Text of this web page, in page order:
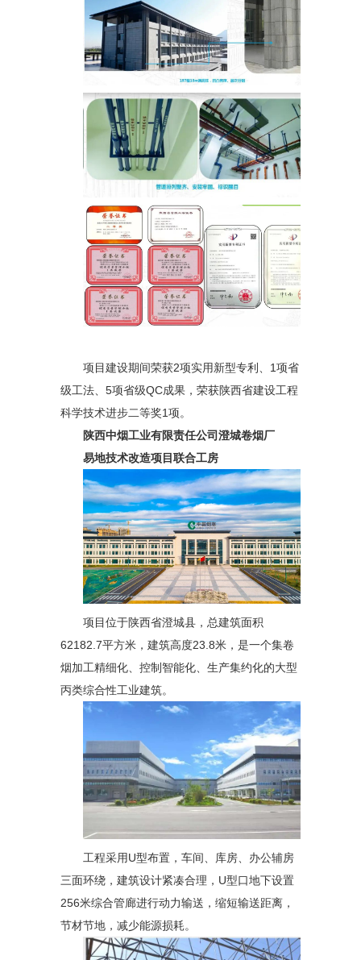
项目建设期间荣获2项实用新型专利、1项省
级工法、5项省级QC成果，荣获陕西省建设工程
科学技术进步二等奖1项。
陕西中烟工业有限责任公司澄城卷烟厂
易地技术改造项目联合工房
项目位于陕西省澄城县，总建筑面积
62182.7平方米，建筑高度23.8米，是一个集卷
烟加工精细化、控制智能化、生产集约化的大型
丙类综合性工业建筑。
工程采用U型布置，车间、库房、办公辅房
三面环绕，建筑设计紧凑合理，U型口地下设置
256米综合管廊进行动力输送，缩短输送距离，
节材节地，减少能源损耗。